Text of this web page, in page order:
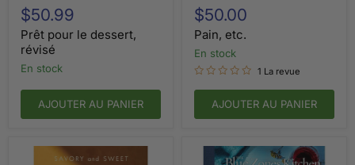
pour
le
dessert,
révisé
$50.99
Prêt pour le dessert,
révisé
en stock
AJOUTER AU PANIER
etc.
$50.00
Pain, etc.
en stock
1 La revue
AJOUTER AU PANIER